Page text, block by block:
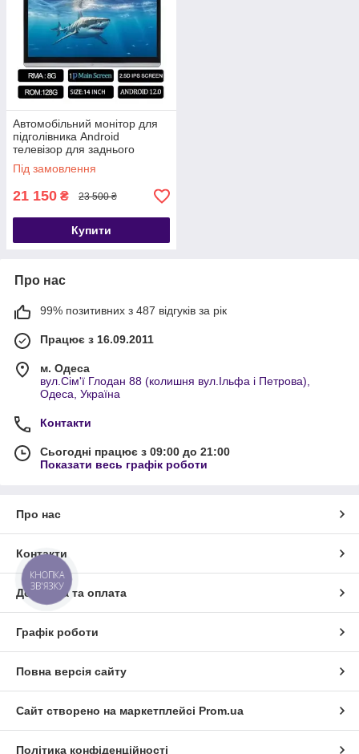
Автомобільний монітор для
підголівника Android
телевізор для заднього
сидіння, WiFi BT CarPlay
8+128 8 core 14"
Під замовлення
21 150 ₴ 23 500 ₴
Купити
Про нас
99% позитивних з 487 відгуків за рік
Працює з 16.09.2011
м. Одеса
вул.Сім'ї Глодан 88 (колишня вул.Ільфа і Петрова),
Одеса, Україна
Контакти
Сьогодні працює з 09:00 до 21:00
Показати весь графік роботи
Про нас
Контакти
Доставка та оплата
Графік роботи
Повна версія сайту
Сайт створено на маркетплейсі Prom.ua
Політика конфіденційності
КНОПКА
ЗВ'ЯЗКУ